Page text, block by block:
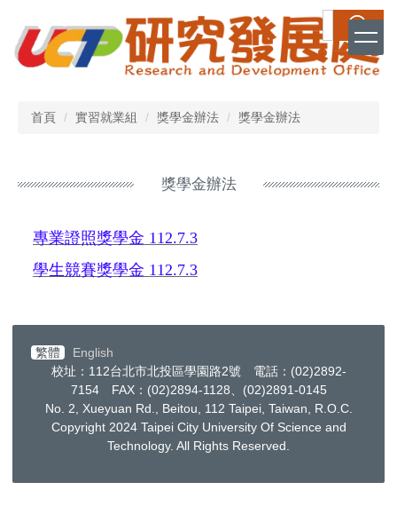
主
搜尋
首頁 實習就業組 獎學金辦法 獎學金辦法
獎學金辦法
專業證照獎學金 112.7.3
學生競賽獎學金 112.7.3
繁體
English
校址：112台北市北投區學園路2號 電話：(02)2892-
7154 FAX：(02)2894-1128、(02)2891-0145
No. 2, Xueyuan Rd., Beitou, 112 Taipei, Taiwan, R.O.C.
Copyright 2024 Taipei City University Of Science and
Technology. All Rights Reserved.